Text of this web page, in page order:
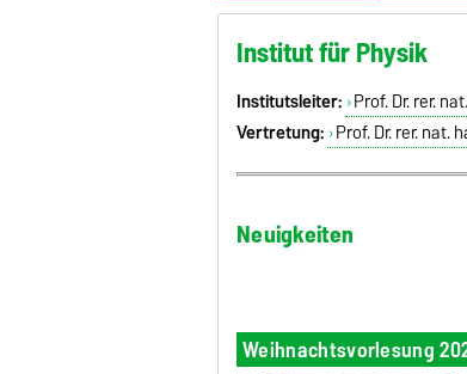
Institut für Physik
Institutsleiter: Prof. Dr. rer.
Vertretung: Prof. Dr. rer. nat.
Neuigkeiten
Weihnachtsvorlesung